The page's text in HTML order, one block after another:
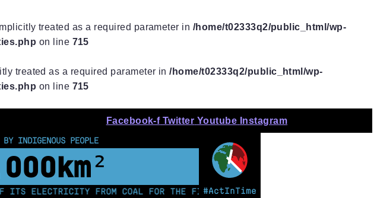
treated as a required parameter in /home/t02333q2/public_html/wp-
on line 715
treated as a required parameter in/home/t02333q2/public_html/wp-
on line 715
Facebook-f Twitter Youtube Instagram
#ActInTime
BY INDIGENOUS PEOPLE
km²
FROM COAL FOR THE FIRST TIME | KENYAN TEEN LEADS